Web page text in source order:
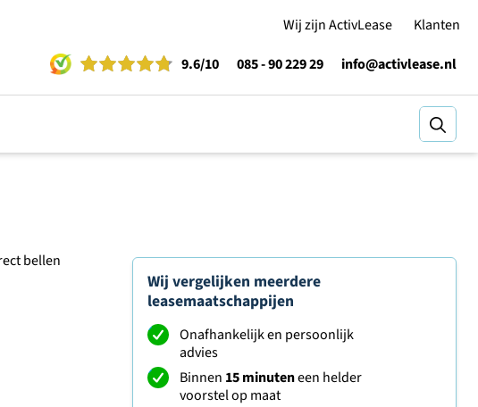
Wij zijn ActivLease
Klanten
9.6/10 085 - 90 229 29 info@activlease.nl
bellen
Wij vergelijken meerdere
leasemaatschappijen
Onafhankelijk en persoonlijk
advies
Binnen 15 minuteneen helder
voorstel op maat